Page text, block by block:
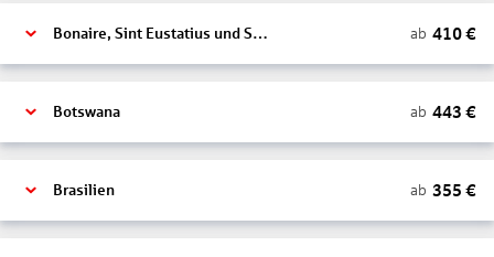
Bonaire, Sint Eustatius und Saba ab 410€
Botswana ab 443 €
Brasilien ab 355 €